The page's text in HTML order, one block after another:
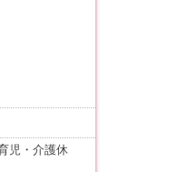
児・介護休